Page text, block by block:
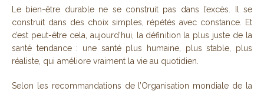
Le bien-être durable ne se construit pas dans l’excès. Il se
construit dans des choix simples, répétés avec constance. Et
c’est peut-être cela, aujourd’hui, la définition la plus juste de la
santé tendance : une santé plus humaine, plus stable, plus
réaliste, qui améliore vraiment la vie au quotidien.
Selon les recommandations de l’Organisation mondiale de la